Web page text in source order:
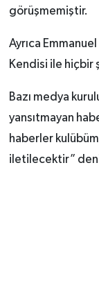
görüşmemiştir.
Ayrıca
Kendisi ile hiçbir
Bazı medya
yansıtmayan
haberler
iletilecektir”